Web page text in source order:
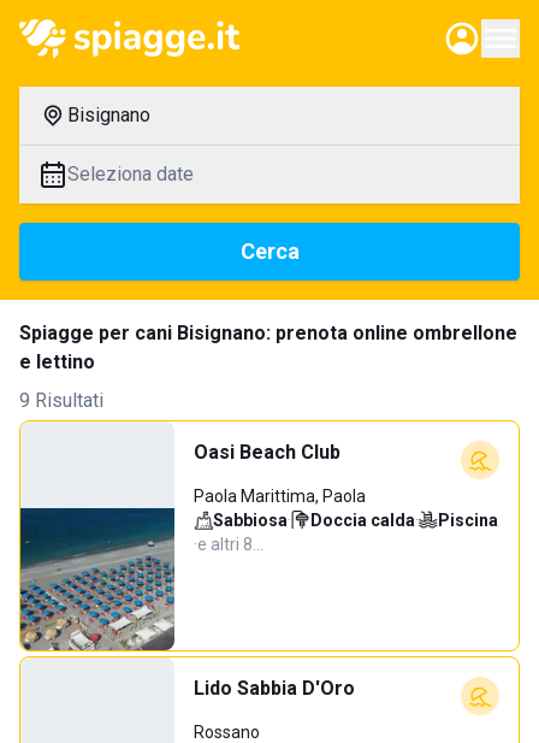
Bisignano
Seleziona date
Cerca
Spiagge per cani Bisignano: prenota online ombrellone
e lettino
9 Risultati
Oasi Beach Club
Paola Marittima, Paola
Sabbiosa· Doccia calda·
Piscina
·e altri 8…
Lido Sabbia D'Oro
Rossano